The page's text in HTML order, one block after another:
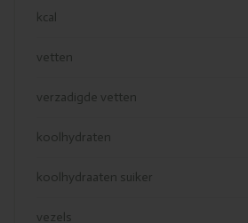
kcal
vetten
verzadigde vetten
koolhydraten
koolhydraaten suiker
vezels